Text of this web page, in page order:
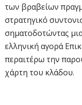
των βραβείων
στρατηγικό
σηματοδοτώντας
ελληνική αγορά
περαιτέρω την
χάρτη του κλάδου.